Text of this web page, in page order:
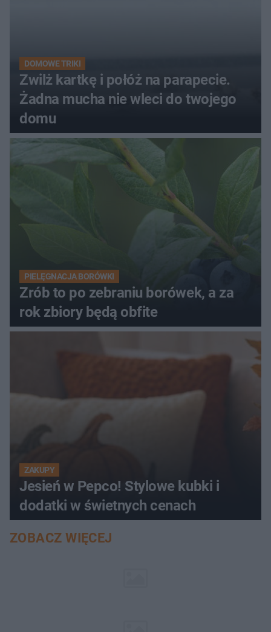
DOMOWE TRIKI
Zwilż kartkę i połóż na parapecie.
Żadna mucha nie wleci do twojego
domu
PIELĘGNACJA BORÓWKI
Zrób to po zebraniu borówek, a za
rok zbiory będą obfite
ZAKUPY
Jesień w Pepco! Stylowe kubki i
dodatki w świetnych cenach
ZOBACZ WIĘCEJ